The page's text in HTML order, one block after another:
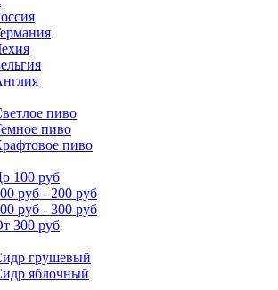
пиво
пиво
пиво
100 руб
руб - 200 руб
руб - 300 руб
300 руб
грушевый
яблочный